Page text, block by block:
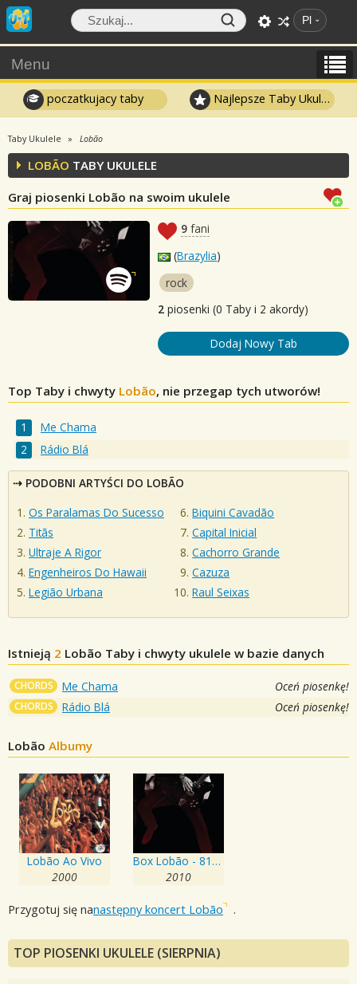
Pl
Menu
poczatkujacy taby Najlepsze Taby Ukulele
Taby Ukulele Lobão
LOBÃO TABY UKULELE
Graj piosenki Lobão na swoim ukulele
9 fani
(Brazylia)
rock
2 piosenki (0 Taby i 2 akordy)
Dodaj Nowy Tab
Top Taby i chwyty Lobão, nie przegap tych utworów!
Me Chama
Rádio Blá
PODOBNI ARTYŚCI DO LOBÃO
Os Paralamas Do Sucesso
Titãs
Ultraje A Rigor
Engenheiros Do Hawaii
Legião Urbana
Biquini Cavadão
Capital Inicial
Cachorro Grande
Cazuza
Raul Seixas
Istnieją 2 Lobão Taby i chwyty ukulele w bazie danych
CHORDS Me Chama Oceń piosenkę!
CHORDS Rádio Blá Oceń piosenkę!
Lobão Albumy
Lobão Ao Vivo
2000
Box Lobão - 81/91
2010
Przygotuj się nanastępny koncert Lobão .
TOP PIOSENKI UKULELE (SIERPNIA)